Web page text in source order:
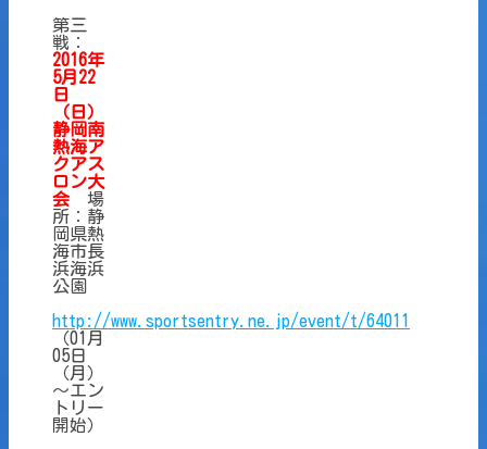
第三
戦：
2016年
5月22
日
（日）
静岡南
熱海ア
クアス
ロン大
会 場
所：静
岡県熱
海市長
浜海浜
公園
http://www.sportsentry.ne.jp/event/t/64011
（01月
05日
（月）
～エン
トリー
開始）